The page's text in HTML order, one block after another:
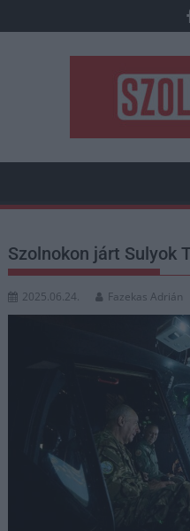
to
Szolnokon járt Sulyok
2025.06.24. Fazekas Adrián